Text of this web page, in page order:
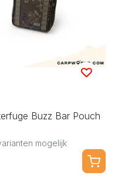
Buzz Bar Pouch
mogelijk